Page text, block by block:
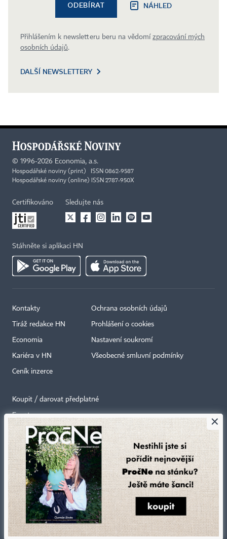
ODEBÍRAT NÁHLED
Přihlášením k newsletteru beru na vědomí zpracování mých
osobních údajů.
DALŠÍ NEWSLETTERY
© 1996-2026 Economia, a.s.
Hospodářské noviny (print) ISSN 0862-9587
Hospodářské noviny (online) ISSN 2787-950X
Certifikováno Sledujte nás
Stáhněte si aplikaci HN
Kontakty
Tiráž redakce HN
Economia
Kariéra v HN
Ceník inzerce
Ochrana osobních údajů
Prohlášení o cookies
Nastavení soukromí
Všeobecné smluvní podmínky
Koupit / darovat předplatné
Eventy
Newslettery
RSS kanály
Autorská práva vykonává vydavatel. Bez písemného svolení vydavatele je
zakázáno jakékoli užití částí nebo celku díla, zejména rozmnožování a šíření
jakýmkoli způsobem, mechanickým nebo elektronickým, v českém nebo
jiném jazyce. Bez souhlasu vydavatele je zakázáno též rozmnožování
obsahu pro účely automatizované analýzy textů nebo dat
podle ustanovení § 39c autorského zákona.
×